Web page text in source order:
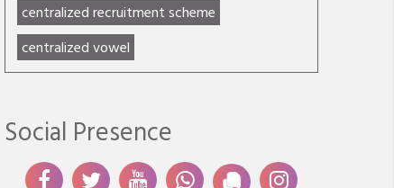
centralized recruitment scheme
centralized vowel
Social Presence